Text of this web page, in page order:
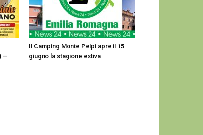
–
Il Camping Monte Pelpi apre il 15
giugno la stagione estiva